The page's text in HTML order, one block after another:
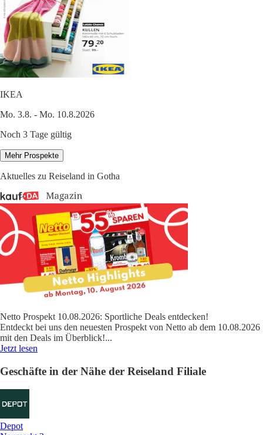
IKEA
Mo. 3.8. - Mo. 10.8.2026
Noch 3 Tage gültig
Mehr Prospekte
Aktuelles zu Reiseland in Gotha
Netto Prospekt 10.08.2026: Sportliche Deals entdecken!
Entdeckt bei uns den neuesten Prospekt von Netto ab dem 10.08.2026
mit den Deals im Überblick!...
Jetzt lesen
Geschäfte in der Nähe der Reiseland Filiale
Depot